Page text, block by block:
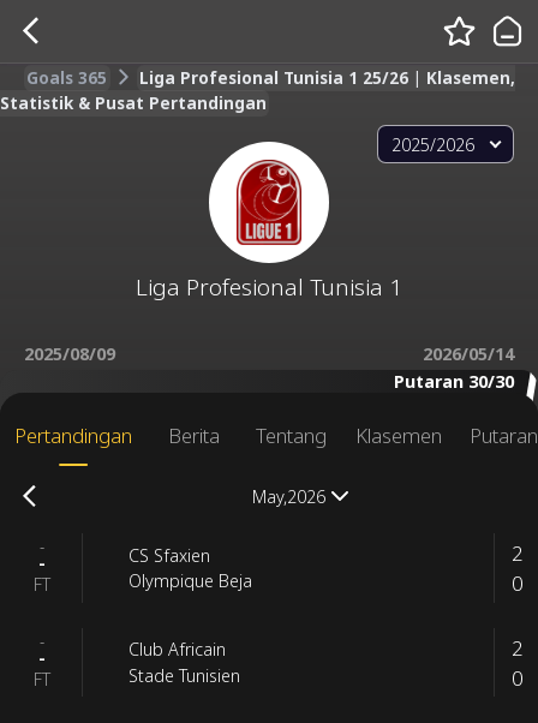
Goals 365
Liga Profesional Tunisia 1 25/26 | Klasemen,
Statistik & Pusat Pertandingan
2025/2026
Liga Profesional Tunisia 1
2025/08/09
2026/05/14
Putaran 30/30
Pertandingan Berita Tentang Klasemen Putaran
May,2026
-
-
FT
CS Sfaxien
Olympique Beja
2
0
-
-
FT
Club Africain
Stade Tunisien
2
0